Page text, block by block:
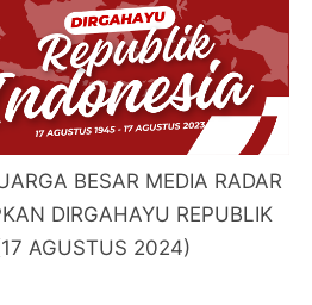
BESAR MEDIA RADAR
DIRGAHAYU REPUBLIK
AGUSTUS 2024)